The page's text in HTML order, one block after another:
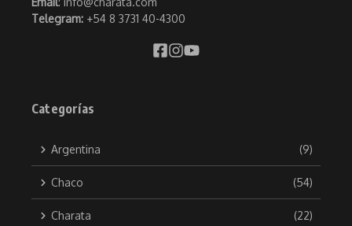
Telegram: +54 8 3731 40-4300
Categorías
Argentina (9)
Chaco (54)
Charata (22)